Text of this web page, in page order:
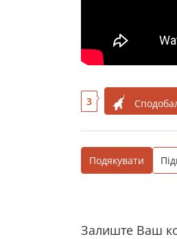
3
Подякувати
Залиште Ваш